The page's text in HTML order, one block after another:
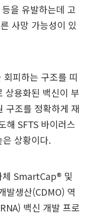
을 유발하는데 고
사망 가능성이 있
피하는 구조를 띠
상용화된 백신이 부
구조를 정확하게 재
해 SFTS 바이러스
상황이다.
체 SmartCap® 및
발생산(CDMO) 역
백신 개발 프로